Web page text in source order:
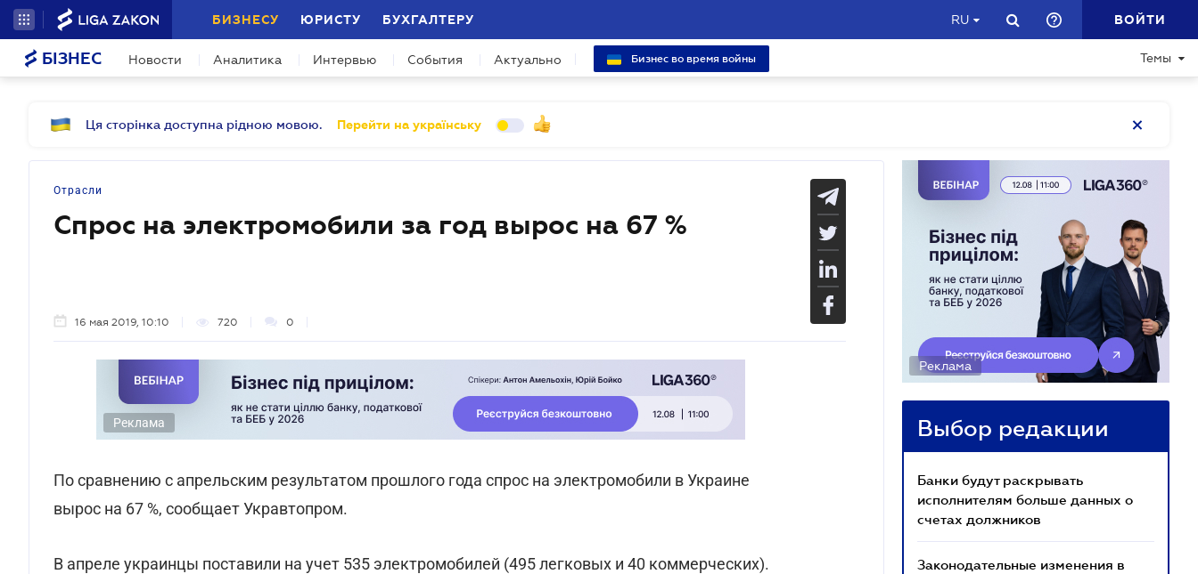
БИЗНЕСУ ЮРИСТУ БУХГАЛТЕРУ RU ВОЙТИ
БІЗНЕС Новости Аналитика Интервью События Актуально Бизнес во время войны Темы
Ця сторінка доступна рідною мовою. Перейти на українську
Отрасли
Спрос на электромобили за год вырос на 67 %
16 мая 2019, 10:10 720 0
Реклама
По сравнению с апрельским результатом прошлого года спрос на электромобили в Украине
вырос на 67 %, сообщает Укравтопром.
В апреле украинцы поставили на учет 535 электромобилей (495 легковых и 40 коммерческих).
Реклама
Выбор редакции
Банки будут раскрывать
исполнителям больше данных о
счетах должников
Законодательные изменения в